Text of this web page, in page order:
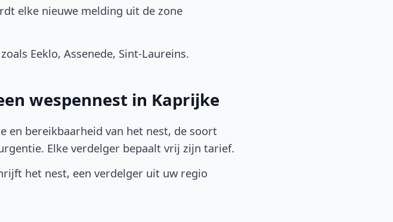
elke nieuwe melding uit de zone
Eeklo, Assenede, Sint-Laureins.
wespennest in Kaprijke
en bereikbaarheid van het nest, de soort
Elke verdelger bepaalt vrij zijn tarief.
het nest, een verdelger uit uw regio